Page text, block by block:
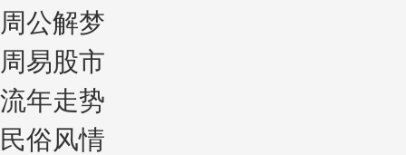
周公解梦
周易股市
流年走势
民俗风情